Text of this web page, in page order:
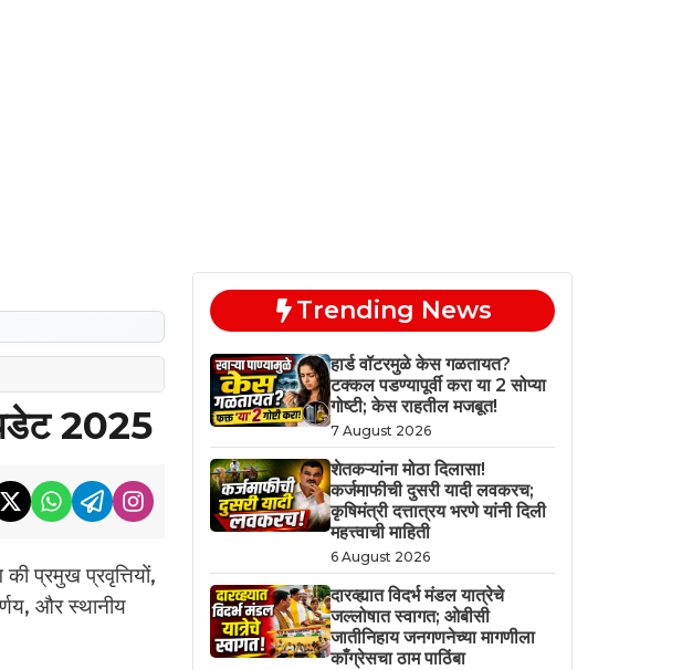
2025
प्रमुख प्रवृत्तियों,
और स्थानीय
Trending News
हार्ड वॉटरमुळे केस गळतायत?
टक्कल पडण्यापूर्वी करा या 2 सोप्या
गोष्टी; केस राहतील मजबूत!
7 August 2026
शेतकऱ्यांना मोठा दिलासा!
कर्जमाफीची दुसरी यादी लवकरच;
कृषिमंत्री दत्तात्रय भरणे यांनी दिली
महत्त्वाची माहिती
6 August 2026
दारव्ह्यात विदर्भ मंडल यात्रेचे
जल्लोषात स्वागत; ओबीसी
जातीनिहाय जनगणनेच्या मागणीला
काँग्रेसचा ठाम पाठिंबा